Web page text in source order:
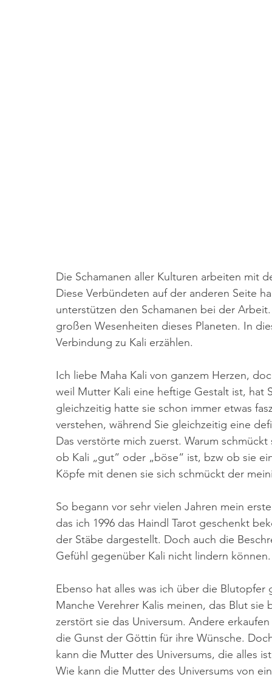
Die Schamanen aller Kulturen arbeiten mit
Diese Verbündeten auf der anderen Seite
unterstützen den Schamanen bei der
großen Wesenheiten dieses Planeten. In
Verbindung zu Kali erzählen.
Ich liebe Maha Kali von ganzem Herzen,
weil Mutter Kali eine heftige Gestalt ist, hat
gleichzeitig hatte sie schon immer etwas
verstehen, während Sie gleichzeitig eine
Das verstörte mich zuerst. Warum
ob Kali „gut“ oder „böse“ ist, bzw ob sie
Köpfe mit denen sie sich schmückt der
So begann vor sehr vielen Jahren mein
das ich 1996 das Haindl Tarot geschenkt
der Stäbe dargestellt. Doch auch die
Gefühl gegenüber Kali nicht lindern können.
Ebenso hat alles was ich über die
Manche Verehrer Kalis meinen, das Blut
zerstört sie das Universum. Andere
die Gunst der Göttin für ihre Wünsche.
kann die Mutter des Universums, die alles
Wie kann die Mutter des Universums von